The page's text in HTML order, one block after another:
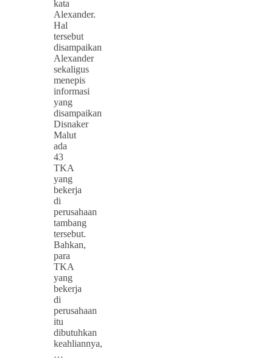
kata
Alexander.
Hal
tersebut
disampaikan
Alexander
sekaligus
menepis
informasi
yang
disampaikan
Disnaker
Malut
ada
43
TKA
yang
bekerja
di
perusahaan
tambang
tersebut.
Bahkan,
para
TKA
yang
bekerja
di
perusahaan
itu
dibutuhkan
keahliannya,
…